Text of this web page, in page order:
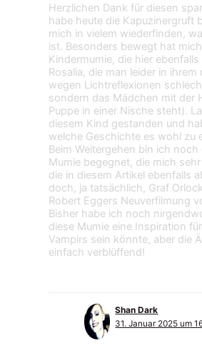
Herzlichen Dank für diesen
habe heute die Kapuzinergruft
mich in vielem wiederfinden,
ist. Besonders bewegt hat
Kindermumie, die hier
Rosalia, die man leider in ihrem
wegen Lichtreflexionen
sondern das Mädchen mit der
Puppe in einer Nische steht).
diesem Kind gestanden und
welche Geschichte es wohl zu
Beim Weitergehen bin ich noch
Mumie begegnet, die mich
die in diesem Artikel ebenfalls
doch, ja tatsächlich, Graf
Robert Eggers Neuverfilmung
Bisher habe ich noch
diese Mumie eine Inspiration
Vampirs sein könnte, aber die
einfach verblüffend!
Shan Dark
31. Januar 2025 um